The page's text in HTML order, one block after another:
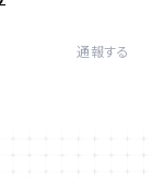
通報する